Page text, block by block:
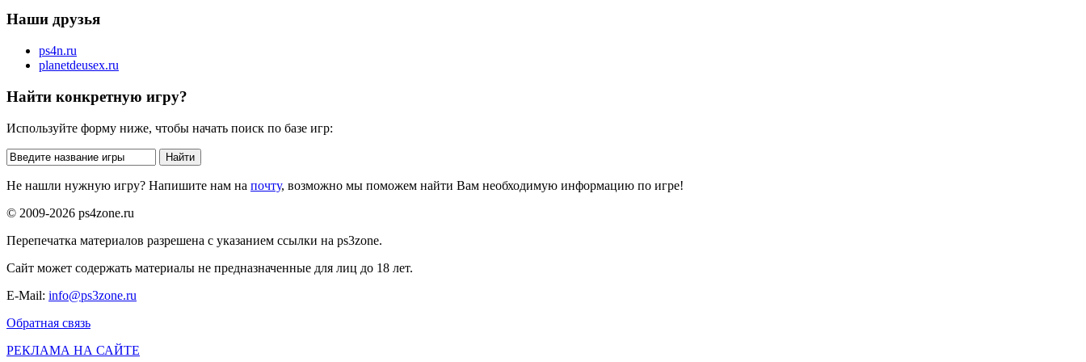
Наши друзья
ps4n.ru
planetdeusex.ru
Найти конкретную игру?
Используйте форму ниже, чтобы начать поиск по базе игр:
Не нашли нужную игру? Напишите нам на почту, возможно мы поможем найти Вам необходимую информацию по игре!
© 2009-2026 ps4zone.ru
Перепечатка материалов разрешена с указанием ссылки на ps3zone.
Сайт может содержать материалы не предназначенные для лиц до 18 лет.
E-Mail: info@ps3zone.ru
Обратная связь
РЕКЛАМА НА САЙТЕ